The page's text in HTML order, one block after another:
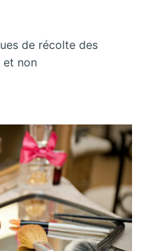
de récolte des
et non